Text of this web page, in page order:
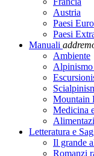
Austria
Paesi
Paesi
Manuali add
Ambiente
Alpinismo
Mountain
Medicina
Letteratura e
Il grande
Romanzi